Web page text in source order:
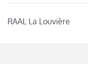
RAAL La Louvière